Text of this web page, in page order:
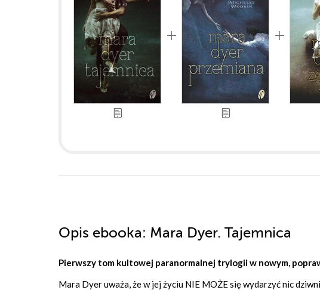
Opis ebooka: Mara Dyer. Tajemnica
Pierwszy tom kultowej paranormalnej trylogii w nowym,
Mara Dyer uważa, że w jej życiu NIE MOŻE się wydarzyć nic